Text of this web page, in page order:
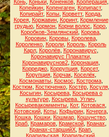
Конь, Коньки, Конёнков, Кооперация,
Копейкин Копенгаген Копипаст,
Копирайт, Копы Корветт, Корда
Корея, Коржавин, Коринт, Кормление
грудью Кормон Корни волос Коро
Коробков-Землянский Корова
Коровин, Коровы, Королева,
Короленко, Короли, Король, Король
Карл, Королёв, Коронавирус
Коронавирус Плакатки,
Коронавируснов2, Коронация,
Корреджо Коррупция Корсет,
Корупция, Корчак, Коселёк,
Космонавты, Космос Кострома,
Костюм
Костюченко, Костёр, Косуля,
Косыгин, Косырева, Косырева о
культуре, Косырева. Углич
Косыревакомменты Кот, Котовася
Котовский, Коты, Кофырин, Кочерга,
Кошка Кошки Кошмар Кощунство
Краб Крамаров Крамской Кранах
Кранах-старшийХ Крап
Крапильская, Крапильский,